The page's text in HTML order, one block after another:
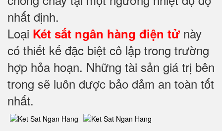
nhất định.
Loại Két sắt ngân hàng điện tử này
có thiết kế đặc biệt cô lập trong trường
hợp hỏa hoạn. Những tài sản giá trị bên
trong sẽ luôn được bảo đảm an toàn tốt
nhất.